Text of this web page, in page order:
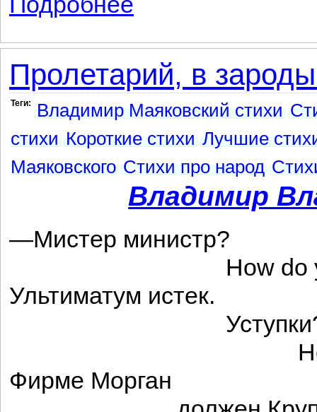
Пролетарий, в
Теги: Владимир Маяковский стихи
стихи Короткие стихи Лучшие
Маяковского Стихи про народ
Владимир
—Мистер министр?
How do you
Ультиматум истек.
Не
Фирме Морган